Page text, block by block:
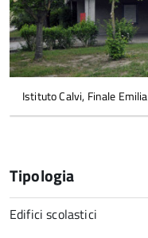
Istituto Calvi, Finale Emilia
Tipologia
Edifici scolastici